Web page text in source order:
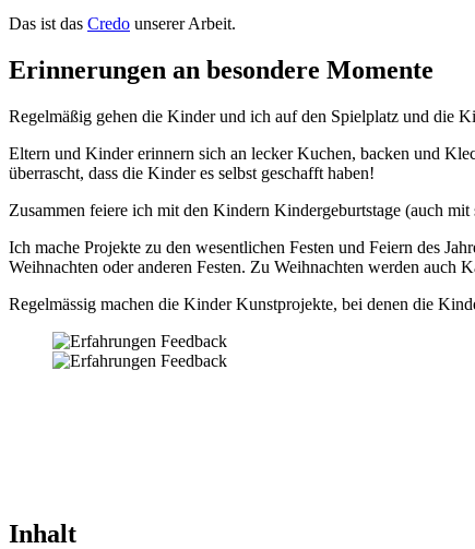
Das ist das Credo unserer Arbeit.
Erinnerungen an besondere Momente
Regelmäßig gehen die Kinder und ich auf den Spielplatz und die
Eltern und Kinder erinnern sich an lecker Kuchen, backen und
überrascht, dass die Kinder es selbst geschafft haben!
Zusammen feiere ich mit den Kindern Kindergeburtstage (auch mit
Ich mache Projekte zu den wesentlichen Festen und Feiern des
Weihnachten oder anderen Festen. Zu Weihnachten werden auch
Regelmässig machen die Kinder Kunstprojekte, bei denen die
Inhalt